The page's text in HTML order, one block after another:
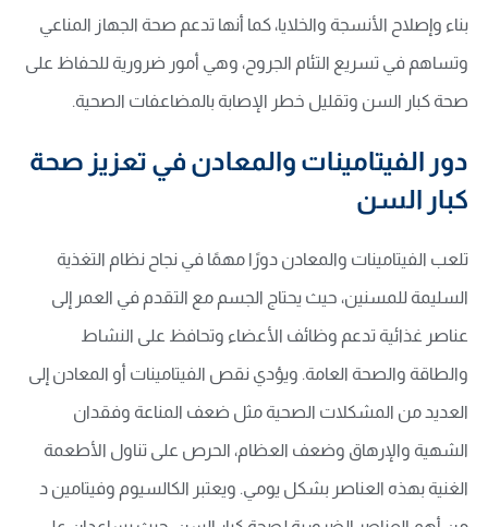
بناء وإصلاح الأنسجة والخلايا، كما أنها تدعم صحة الجهاز المناعي
وتساهم في تسريع التئام الجروح، وهي أمور ضرورية للحفاظ على
صحة كبار السن وتقليل خطر الإصابة بالمضاعفات الصحية.
دور الفيتامينات والمعادن في تعزيز صحة
كبار السن
تلعب الفيتامينات والمعادن دورًا مهمًا في نجاح نظام التغذية
السليمة للمسنين، حيث يحتاج الجسم مع التقدم في العمر إلى
عناصر غذائية تدعم وظائف الأعضاء وتحافظ على النشاط
والطاقة والصحة العامة. ويؤدي نقص الفيتامينات أو المعادن إلى
العديد من المشكلات الصحية مثل ضعف المناعة وفقدان
الشهية والإرهاق وضعف العظام، الحرص على تناول الأطعمة
الغنية بهذه العناصر بشكل يومي. ويعتبر الكالسيوم وفيتامين د